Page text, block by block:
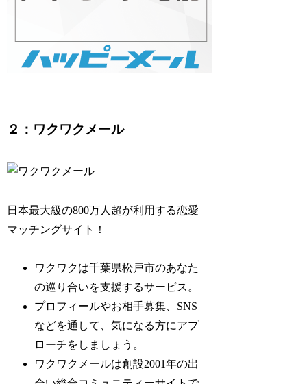
２：ワクワクメール
日本最大級の800万人超が利用する恋愛
マッチングサイト！
ワクワクは千葉県松戸市のあなた
の巡り合いを支援するサービス。
プロフィールやお相手募集、SNS
などを通して、気になる方にアプ
ローチをしましょう。
ワクワクメールは創設2001年の出